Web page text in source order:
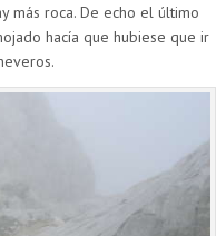
más roca. De echo el último
hacía que hubiese que ir